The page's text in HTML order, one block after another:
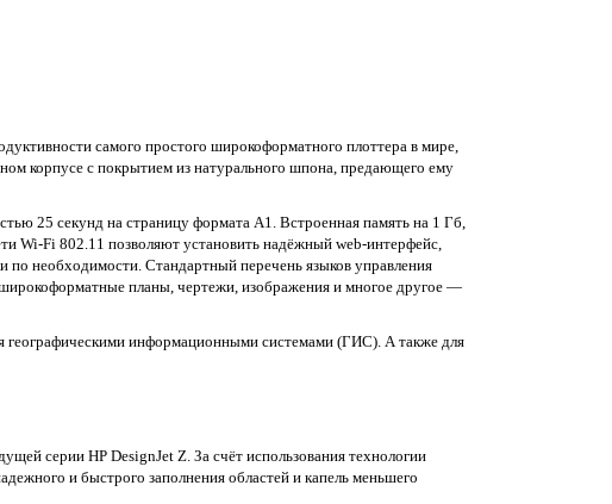
самого простого широкоформатного плоттера в мире,
корпусе с покрытием из натурального шпона, предающего ему
25 секунд на страницу формата A1. Встроенная память на 1 Гб,
Wi-Fi 802.11 позволяют установить надёжный web-интерфейс,
по необходимости. Стандартный перечень языков управления
планы, чертежи, изображения и многое другое —
географическими информационными системами (ГИС). А также для
серии HP DesignJet Z. За счёт использования технологии
и быстрого заполнения областей и капель меньшего